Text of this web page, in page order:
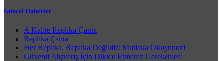
Güncel Haberler
A Kalite Replika Çanta
Replika Çanta
Her Replika, Replika Değildir! Mutlaka Okuyunuz!
Güvenli Alışveriş İçin Dikkat Etmeniz Gerekenler!